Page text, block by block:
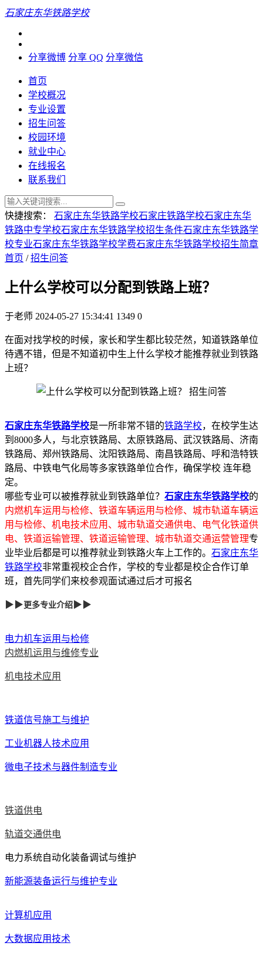
石家庄东华铁路学校
分享微博 分享 QQ 分享微信
首页
学校概况
专业设置
招生问答
校园环境
就业中心
在线报名
联系我们
快捷搜索： 石家庄东华铁路学校石家庄铁路学校石家庄东华
铁路中专学校石家庄东华铁路学校招生条件石家庄东华铁路学
校专业石家庄东华铁路学校学费石家庄东华铁路学校招生简章
首页 /招生问答
上什么学校可以分配到铁路上班？
于老师 2024-05-27 15:34:41 1349 0
在面对找学校的时候，家长和学生都比较茫然，知道铁路单位
待遇不错，但是不知道初中生上什么学校才能推荐就业到铁路
上班？
石家庄东华铁路学校是一所非常不错的铁路学校，在校学生达
到8000多人，与北京铁路局、太原铁路局、武汉铁路局、济南
铁路局、郑州铁路局、沈阳铁路局、南昌铁路局、呼和浩特铁
路局、中铁电气化局等多家铁路单位合作，确保学校 连年稳
定。
哪些专业可以被推荐就业到铁路单位？ 石家庄东华铁路学校的
内燃机车运用与检修、铁道车辆运用与检修、城市轨道车辆运
用与检修、机电技术应用、城市轨道交通供电、电气化铁道供
电、铁道运输管理、铁道运输管理、城市轨道交通运营管理专
业毕业后都是可以推荐就业到铁路火车上工作的。 石家庄东华
铁路学校非常重视校企合作，学校的专业都是校企合作订单
班，首先同学们来校参观面试通过后才可报名
▶▶更多专业介绍 ▶▶
电力机车运用与检修
内燃机运用与维修专业
机电技术应用
铁道信号施工与维护
工业机器人技术应用
微电子技术与器件制造专业
铁道供电
轨道交通供电
电力系统自动化装备调试与维护
新能源装备运行与维护专业
计算机应用
大数据应用技术